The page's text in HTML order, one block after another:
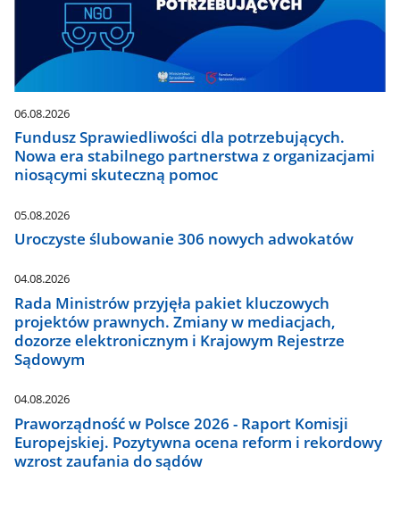
06.08.2026
Fundusz Sprawiedliwości dla potrzebujących.
Nowa era stabilnego partnerstwa z organizacjami
niosącymi skuteczną pomoc
05.08.2026
Uroczyste ślubowanie 306 nowych adwokatów
04.08.2026
Rada Ministrów przyjęła pakiet kluczowych
projektów prawnych. Zmiany w mediacjach,
dozorze elektronicznym i Krajowym Rejestrze
Sądowym
04.08.2026
Praworządność w Polsce 2026 - Raport Komisji
Europejskiej. Pozytywna ocena reform i rekordowy
wzrost zaufania do sądów